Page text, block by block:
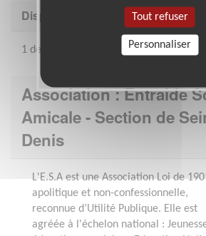
Disponibilité demandée
1 demi-journée par semaine minimum
Association : Entraide
Amicale - Section de
Denis
L'E.S.A est une Association Loi de
apolitique et non-confessionnelle,
reconnue d’Utilité Publique. Elle est
agréée à l'échelon national :
Tout refuser
Personnaliser